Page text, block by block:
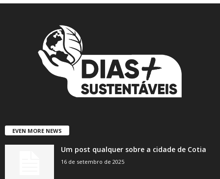
EVEN MORE NEWS
Um post qualquer sobre a cidade de Cotia
16 de setembro de 2025